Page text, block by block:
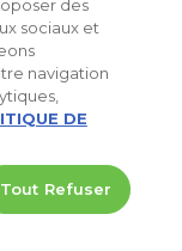
PEA
des
sociaux et
navigation
DE
Tout Refuser